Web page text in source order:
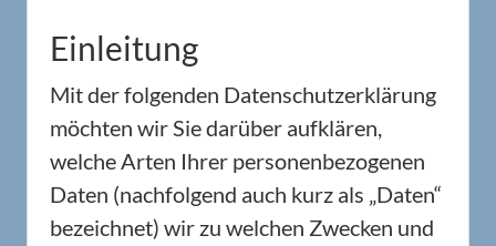
Einleitung
Mit der folgenden Datenschutzerklärung
möchten wir Sie darüber aufklären,
welche Arten Ihrer personenbezogenen
Daten (nachfolgend auch kurz als „Daten“
bezeichnet) wir zu welchen Zwecken und